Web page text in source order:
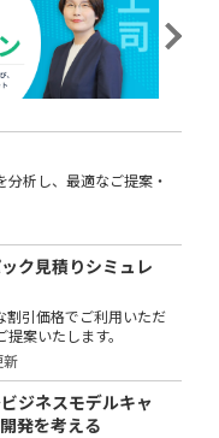
析し、最適なご提案・
ク見積りシミュレ
割引価格でご利用いただ
案いたします。
新
ジネスモデルキャ
発を考える